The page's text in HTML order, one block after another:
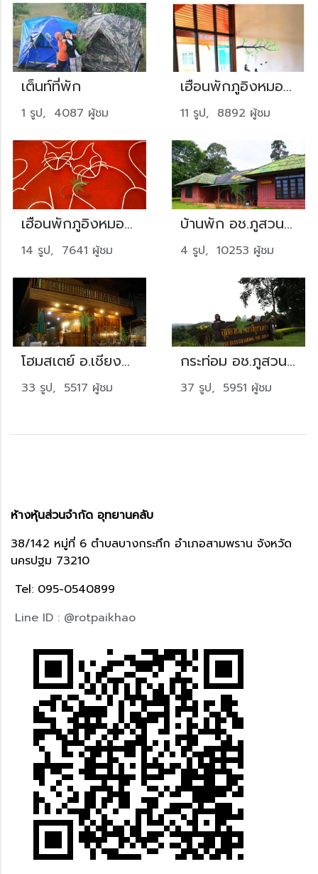
เต็นท์ที่พัก
1 รูป, 4087 ผู้ชม
เฮือนพักภูอิงหมอก อ.นาแห้ว จ.เลย 1
11 รูป, 8892 ผู้ชม
เฮือนพักภูอิงหมอก อ.นาแห้ว จ.เลย 2
14 รูป, 7641 ผู้ชม
บ้านพัก อช.ภูสวนทราย จ.เลย
4 รูป, 10253 ผู้ชม
โฮมสเตย์ อ.เชียงคาน จ.เลย
33 รูป, 5517 ผู้ชม
กระท่อม อช.ภูสวนทราย จ.เลย
37 รูป, 5951 ผู้ชม
ห้างหุ้นส่วนจำกัด อุทยานคลับ
38/142 หมู่ที่ 6 ตำบลบางกระทึก อำเภอสามพราน จังหวัด
นครปฐม 73210
Tel: 095-0540899
Line ID : @rotpaikhao